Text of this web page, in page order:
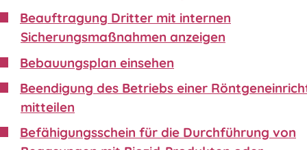
Beauftragung Dritter mit internen
Sicherungsmaßnahmen anzeigen
Bebauungsplan einsehen
Beendigung des Betriebs einer
mitteilen
Befähigungsschein für die Durchführung von